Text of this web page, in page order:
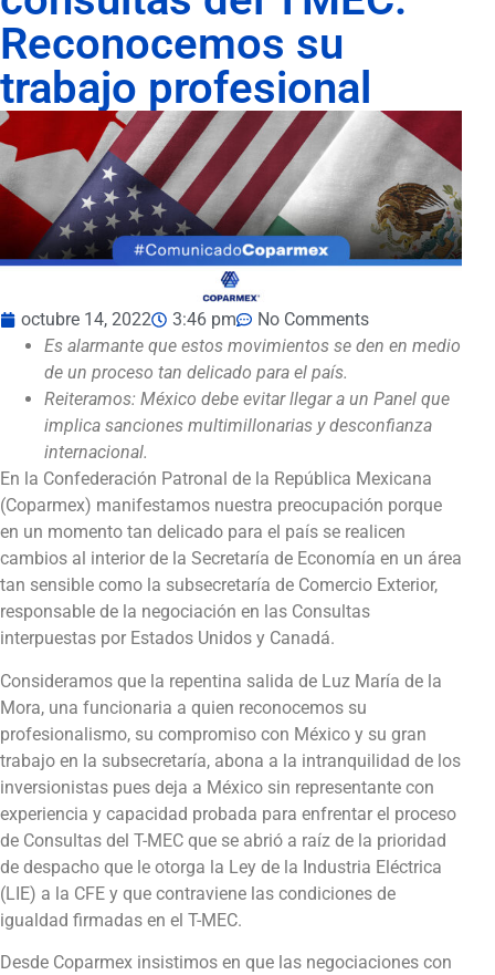
Reconocemos su
trabajo profesional
octubre 14, 2022 3:46 pm
No Comments
Es alarmante que estos movimientos se den en medio
de un proceso tan delicado para el país.
Reiteramos: México debe evitar llegar a un Panel que
implica sanciones multimillonarias y desconfianza
internacional.
En la Confederación Patronal de la República Mexicana
(Coparmex) manifestamos nuestra preocupación porque
en un momento tan delicado para el país se realicen
cambios al interior de la Secretaría de Economía en un área
tan sensible como la subsecretaría de Comercio Exterior,
responsable de la negociación en las Consultas
interpuestas por Estados Unidos y Canadá.
Consideramos que la repentina salida de Luz María de la
Mora, una funcionaria a quien reconocemos su
profesionalismo, su compromiso con México y su gran
trabajo en la subsecretaría, abona a la intranquilidad de los
inversionistas pues deja a México sin representante con
experiencia y capacidad probada para enfrentar el proceso
de Consultas del T-MEC que se abrió a raíz de la prioridad
de despacho que le otorga la Ley de la Industria Eléctrica
(LIE) a la CFE y que contraviene las condiciones de
igualdad firmadas en el T-MEC.
Desde Coparmex insistimos en que las negociaciones con